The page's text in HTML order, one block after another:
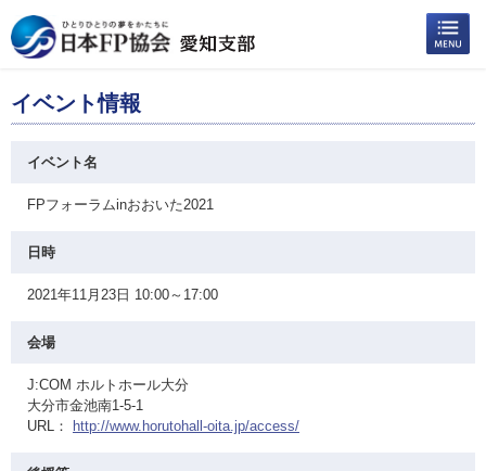
イベント情報
イベント名
FPフォーラムinおおいた2021
日時
2021年11月23日 10:00～17:00
会場
J:COM ホルトホール大分
大分市金池南1-5-1
URL：
http://www.horutohall-oita.jp/access/